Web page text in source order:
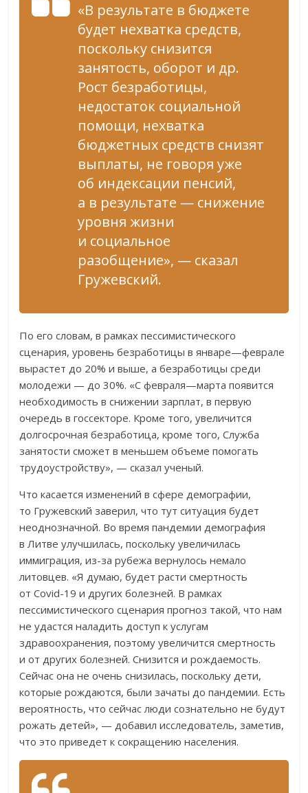
«В результате в бюджете
будет нехватка средств,
поскольку снизится
занятость, оборот и др.
Рост безработицы,
недостаток социальной
помощи, нехватка
бюджетных средств снизят
выплаты, не говоря уже
об индексации пенсий,
а в результате — снижение
уровня жизни
и социальное
разобщение», — сказал
Гружевский.
По его словам, в рамках пессимистического
сценария, уровень безработицы в январе—феврале
вырастет до 20% и выше, а безработицы среди
молодежи — до 30%. «С февраля—марта появится
необходимость в снижении зарплат, в первую
очередь в госсекторе. Кроме того, увеличится
долгосрочная безработица, кроме того, Служба
занятости сможет в меньшем объеме помогать
трудоустройству», — сказал ученый.
Что касается изменений в сфере демографии,
то Гружевский заверил, что тут ситуация будет
неоднозначной. Во время пандемии демография
в Литве улучшилась, поскольку увеличилась
иммиграция, из-за рубежа вернулось немало
литовцев. «Я думаю, будет расти смертность
от Covid-19 и других болезней. В рамках
пессимистического сценария прогноз такой, что нам
не удастся наладить доступ к услугам
здравоохранения, поэтому увеличится смертность
и от других болезней. Снизится и рождаемость.
Сейчас она не очень снизилась, поскольку дети,
которые рождаются, были зачаты до пандемии. Есть
вероятность, что сейчас люди сознательно не будут
рожать детей», — добавил исследователь, заметив,
что это приведет к сокращению населения.